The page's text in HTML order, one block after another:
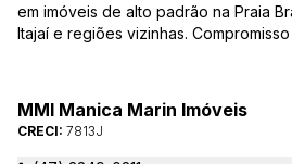
em imóveis de alto padrão na Praia
Itajaí e regiões vizinhas.
entende e valoriza seu investimento.
MMI Manica Marin Imóveis
CRECI: 7813J